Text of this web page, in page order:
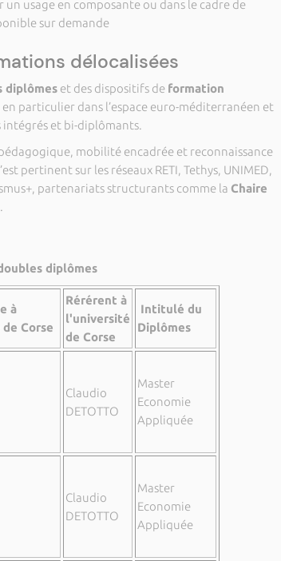
usage en composante ou dans le cadre de
sur demande
délocalisées
diplômeset des dispositifs de formation
particulier dans l’espace euro-méditerranéen et
et bi-diplômants.
mobilité encadrée et reconnaissance
pertinent sur les réseaux RETI, Tethys, UNIMED,
partenariats structurants comme la Chaire
diplômes
à
Corse
Rérérent à
l'université
de Corse
Intitulé du
Diplômes
Claudio
DETOTTO
Master
Economie
Appliquée
Claudio
DETOTTO
Master
Economie
Appliquée